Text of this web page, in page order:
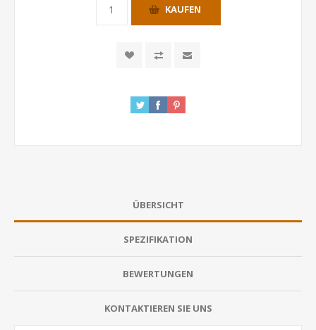
KAUFEN
ÜBERSICHT
SPEZIFIKATION
BEWERTUNGEN
KONTAKTIEREN SIE UNS